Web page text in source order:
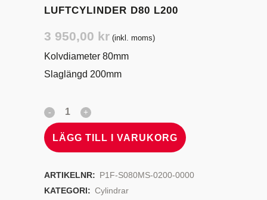
LUFTCYLINDER D80 L200
3 950,00 kr (inkl. moms)
Kolvdiameter 80mm
Slaglängd 200mm
LÄGG TILL I VARUKORG
ARTIKELNR: P1F-S080MS-0200-0000
KATEGORI: Cylindrar